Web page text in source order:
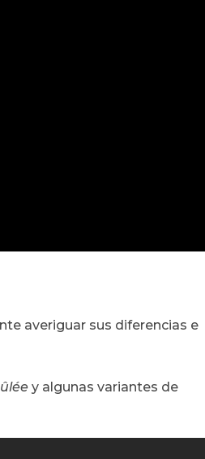
averiguar sus diferencias e
y algunas variantes de